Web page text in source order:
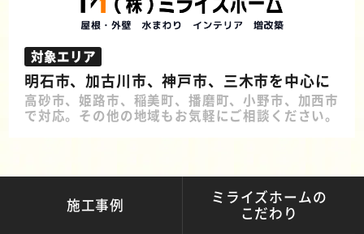
対象エリア
明石市、加古川市、神戸市、三木市を中心に
高砂市、姫路市、稲美町、播磨町、小野市、加西市
で対応。その他の地域もお気軽にご相談ください。
施工事例
ミライズホームの
こだわり